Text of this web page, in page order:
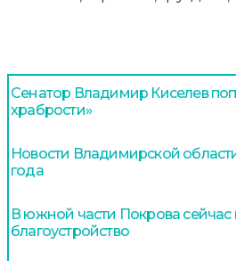
Сенатор Владимир Киселев
храбрости»
Новости Владимирской
года
В южной части Покрова
благоустройство